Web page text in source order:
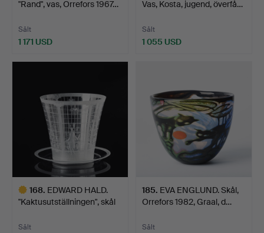
"Rand", vas, Orrefors 1967…
Sålt
1 171 USD
Vas, Kosta, jugend, överfå…
Sålt
1 055 USD
168. EDWARD HALD.
"Kaktusutställningen", skål
Sålt
185. EVA ENGLUND. Skål,
Orrefors 1982, Graal, d…
Sålt